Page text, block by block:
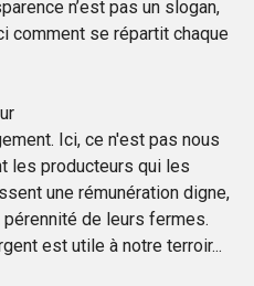
n’est pas un slogan,
comment se répartit chaque
Ici, ce n'est pas nous
les producteurs qui les
une rémunération digne,
de leurs fermes.
est utile à notre terroir...